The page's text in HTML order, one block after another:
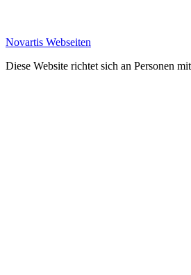
Novartis Webseiten
Diese Website richtet sich an Personen